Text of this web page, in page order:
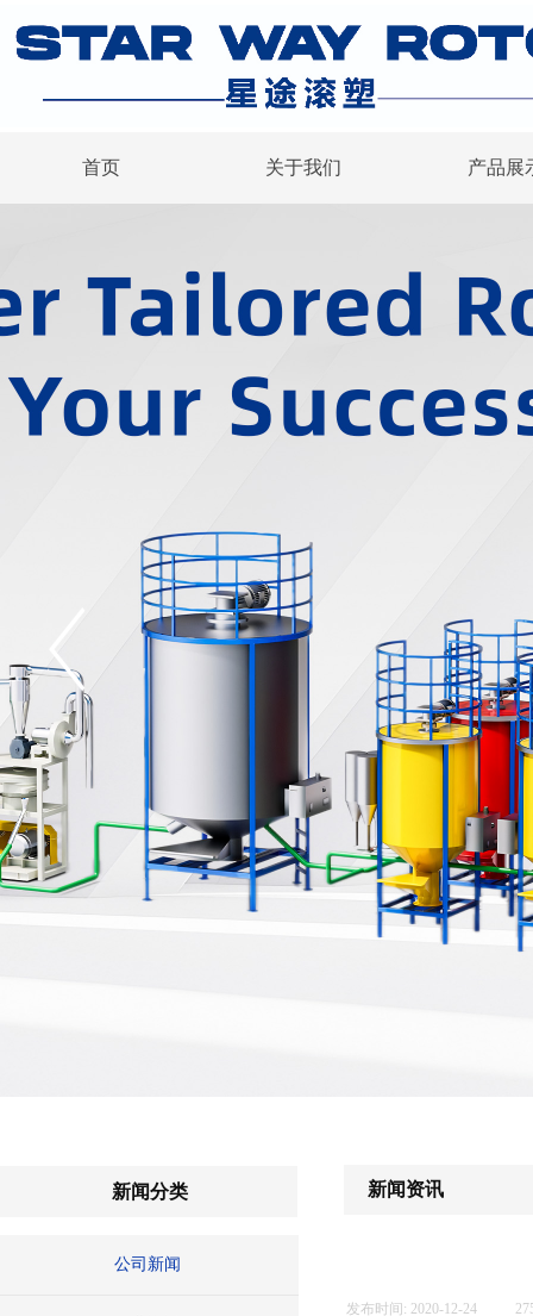
首页 关于我们 产品展
新闻资讯
新闻分类
公司新闻
发布时间: 2020-12-24